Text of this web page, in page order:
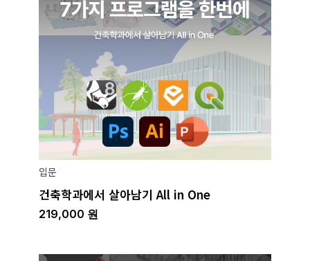
입문
건축학과에서 살아남기 All in One
219,000 원